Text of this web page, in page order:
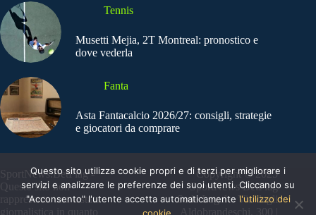
Tennis
Musetti Mejia, 2T Montreal: pronostico e
dove vederla
Fanta
Asta Fantacalcio 2026/27: consigli, strategie
e giocatori da comprare
SportNews.BetFlag -
Questo sito non
rappresenta una testata
giornalistica in quanto
Copyright © 2025
SportNews BetFlag
Sede Legale: Via degli
Aldobrandeschi, 300 |
Questo sito utilizza cookie propri e di terzi per migliorare i
servizi e analizzare le preferenze dei suoi utenti. Cliccando su
"Acconsento" l'utente accetta automaticamente l'utilizzo dei